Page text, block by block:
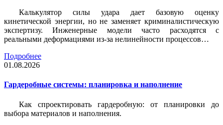
Калькулятор силы удара дает базовую оценку
кинетической энергии, но не заменяет криминалистическую
экспертизу. Инженерные модели часто расходятся с
реальными деформациями из-за нелинейности процессов…
Подробнее
01.08.2026
Гардеробные системы: планировка и наполнение
Как спроектировать гардеробную: от планировки до
выбора материалов и наполнения.